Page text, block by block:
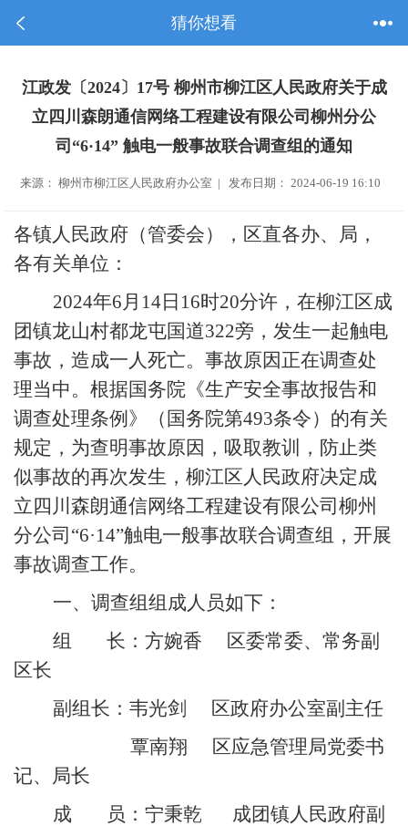
猜你想看
江政发〔2024〕17号 柳州市柳江区人民政府关于成
立四川森朗通信网络工程建设有限公司柳州分公
司“6·14” 触电一般事故联合调查组的通知
来源： 柳州市柳江区人民政府办公室 | 发布日期： 2024-06-19 16:10
各镇人民政府（管委会），区直各办、局，
各有关单位：
2024年6月 14日 16时20分许，在柳江区成
团镇龙山村都龙屯国道322旁， 发生一起触电
事故，造成一人死亡。事故原因正在调查处
理当中。根据国务院《生产安全事故报告和
调查处理条例》（国务院第493条令）的有关
规定，为查明事故原因，吸取教训，防止类
似事故的再次发生，柳江区人民政府决定成
立四川森朗通信网络工程建设有限公司柳州
分公司 “6·14”触电一般事故联合调查组，开展
事故调查工作。
一、调查组组成人员如下：
组
长：方婉香
区委常委、常务副
区长
副组长：韦光剑
区政府办公室副主任
覃南翔
区应急管理局党委书
记、局长
成
员： 宁秉乾 成团镇人民政府副